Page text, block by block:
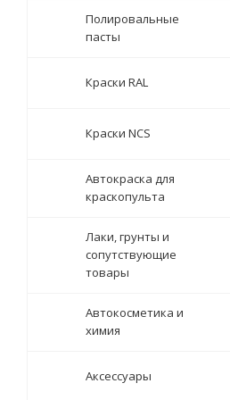
Полировальные
пасты
Краски RAL
Краски NCS
Автокраска для
краскопульта
Лаки, грунты и
сопутствующие
товары
Автокосметика и
химия
Аксессуары